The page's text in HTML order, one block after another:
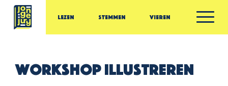
Ga door naar inhoud
Jonge Jury
Lezen Stemmen Vieren
Workshop illustreren